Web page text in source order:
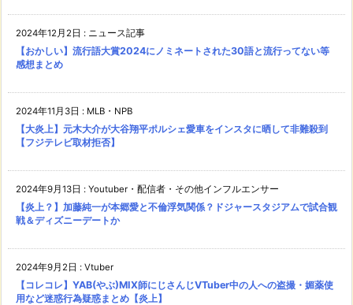
2024年12月2日 : ニュース記事
【おかしい】流行語大賞2024にノミネートされた30語と流行ってない等
感想まとめ
2024年11月3日 : MLB・NPB
【大炎上】元木大介が大谷翔平ポルシェ愛車をインスタに晒して非難殺到
【フジテレビ取材拒否】
2024年9月13日 : Youtuber・配信者・その他インフルエンサー
【炎上？】加藤純一が本郷愛と不倫浮気関係？ドジャースタジアムで試合観
戦＆ディズニーデートか
2024年9月2日 : Vtuber
【コレコレ】YAB(やぶ)MIX師にじさんじVTuber中の人への盗撮・媚薬使
用など迷惑行為疑惑まとめ【炎上】